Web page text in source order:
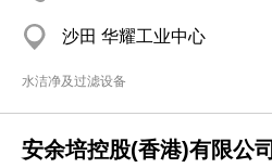
沙田 华耀工业中心
水洁净及过滤设备
安余培控股(香港)有限公司